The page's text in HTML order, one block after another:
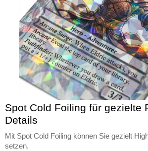
Spot Cold Foiling für gezielte
Details
Mit Spot Cold Foiling können Sie gezielt
setzen.